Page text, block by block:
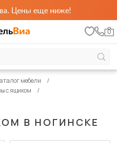
Цены еще ниже!
0
В НОГИНСКЕ
мебели
с ящиком